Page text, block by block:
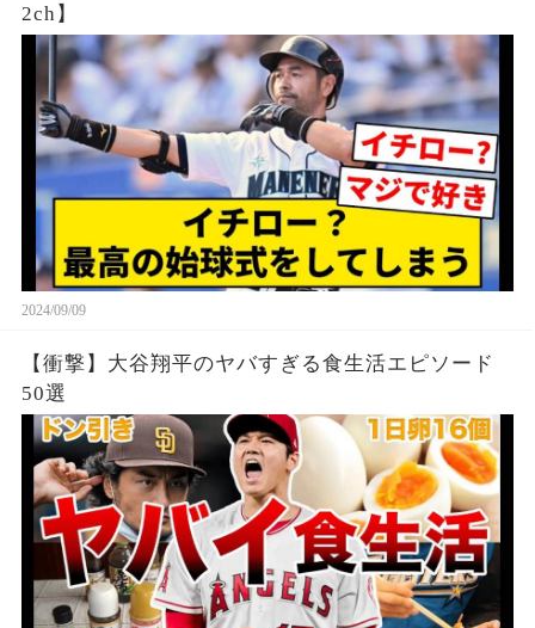
2ch】
2024/09/09
【衝撃】大谷翔平のヤバすぎる食生活エピソード
50選